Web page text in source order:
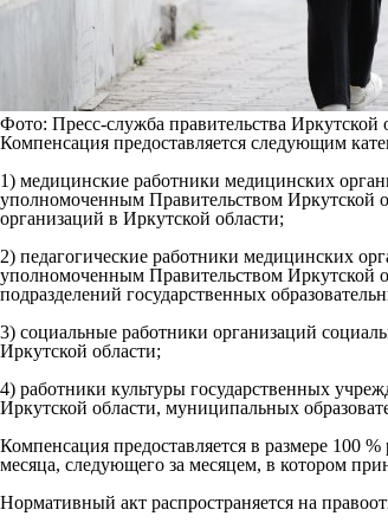
Фото: Пресс-служба правительства Иркутской
Компенсация предоставляется следующим
1) медицинские работники медицинских
уполномоченным Правительством Иркутской
организаций в Иркутской области;
2) педагогические работники медицинских
уполномоченным Правительством Иркутской
подразделений государственных
3) социальные работники организаций
Иркутской области;
4) работники культуры государственных
Иркутской области, муниципальных
Компенсация предоставляется в размере 100
месяца, следующего за месяцем, в котором
Нормативный акт распространяется на